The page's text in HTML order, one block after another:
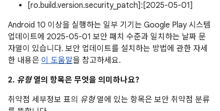
[ro.build.version.security_patch]:[2025-05-01]
Android 10 이상을 실행하는 일부 기기는 Google Play 시스템
업데이트에 2025-05-01 보안 패치 수준과 일치하는 날짜 문
자열이 있습니다. 보안 업데이트를 설치하는 방법에 관한 자세
한 내용은 이 도움말을 참고하세요.
2. 유형열의 항목은 무엇을 의미하나요?
취약점 세부정보 표의 유형열에 있는 항목은 보안 취약점 분류